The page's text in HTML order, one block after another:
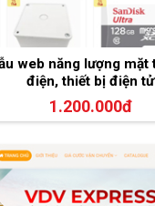
web năng lượng
điện, thiết bị điện tử
1.200.000đ